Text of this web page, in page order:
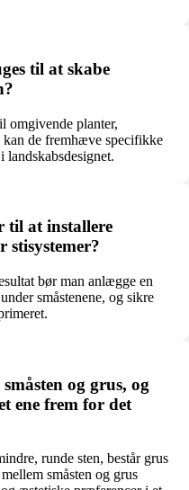
til at skabe
omgivende planter,
de fremhæve specifikke
landskabsdesignet.
til at installere
stisystemer?
bør man anlægge en
småstenene, og sikre
og grus, og
ene frem for det
runde sten, består grus
småsten og grus